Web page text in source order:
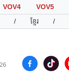
VOV4 VOV5
/ ខ្មែរ /